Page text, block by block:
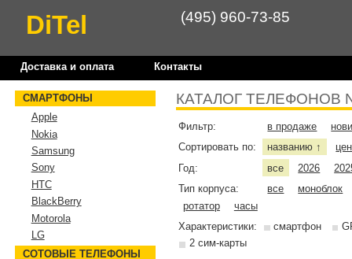
DiTel (495) 960-73-85
Доставка и оплата Контакты
КАТАЛОГ ТЕЛЕФОНОВ
Фильтр: в продаже
Сортировать по:
названию ↑
Год:
все 2026
Тип корпуса:
все
моноблок
ротатор
часы
Характеристики:
смартфон
2 сим-карты
СМАРТФОНЫ
Apple
Nokia
Samsung
Sony
HTC
BlackBerry
Motorola
LG
СОТОВЫЕ ТЕЛЕФОНЫ